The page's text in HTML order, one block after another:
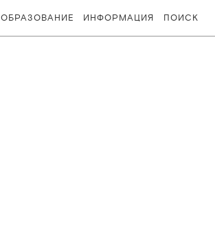
ОБРАЗОВАНИЕ ИНФОРМАЦИЯ ПОИСК